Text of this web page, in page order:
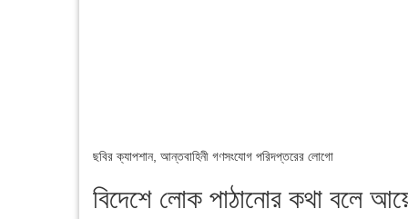
ছবির ক্যাপশান, আন্তবাহিনী গণসংযোগ পরিদপ্তরের লোগো
বিদেশে লোক পাঠানোর কথা বলে